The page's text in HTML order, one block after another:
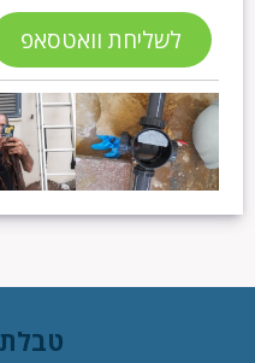
לשליחת וואטסאפ